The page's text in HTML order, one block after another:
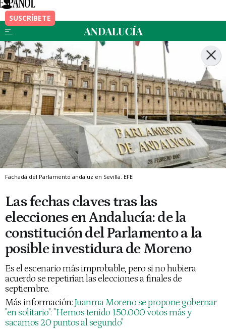
Fachada del Parlamento andaluz en Sevilla. EFE
Las fechas claves tras las
elecciones en Andalucía: de la
constitución del Parlamento a la
posible investidura de Moreno
Es el escenario más improbable, pero si no hubiera
acuerdo se repetirían las elecciones a finales de
septiembre.
Más información:Juanma Moreno se propone gobernar
"en solitario": "Hemos tenido 150.000 votos más y
sacamos 20 puntos al segundo"